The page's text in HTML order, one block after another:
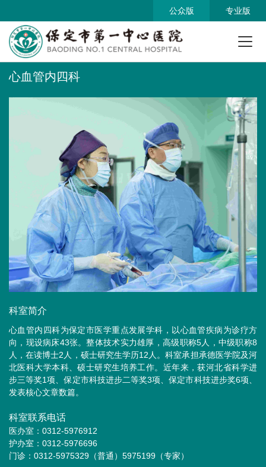
公众版 专业版
心血管内四科
科室简介
心血管内四科为保定市医学重点发展学科，以心血管疾病为诊疗方
向，现设病床43张。整体技术实力雄厚，高级职称5人，中级职称8
人，在读博士2人，硕士研究生学历12人。科室承担承德医学院及河
北医科大学本科、硕士研究生培养工作。近年来，获河北省科学进
步三等奖1项、保定市科技进步二等奖3项、保定市科技进步奖6项、
发表核心文章数篇。
科室联系电话
医办室：0312-5976912
护办室：0312-5976696
门诊：0312-5975329（普通）5975199（专家）